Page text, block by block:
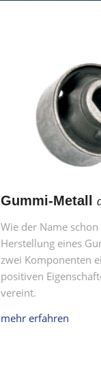
Gummi-Metall
Wie der Name
Herstellung eines
zwei Komponenten
positiven
vereint.
mehr erfahren